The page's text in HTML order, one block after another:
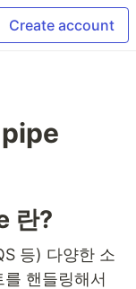
Create account
란?
등) 다양한 소
핸들링해서